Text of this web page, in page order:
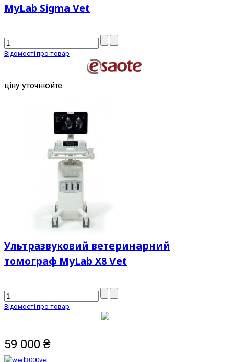
MyLab Sigma Vet
Відомості про товар
ціну уточнюйте
Ультразвуковий ветеринарний
томограф MyLab Х8 Vet
Відомості про товар
59 000 ₴